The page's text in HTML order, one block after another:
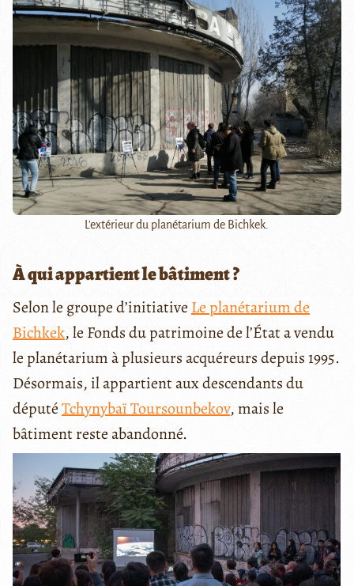
L'extérieur du planétarium de Bichkek.
À qui appartient le bâtiment ?
Selon le groupe d’initiative Le planétarium de
Bichkek, le Fonds du patrimoine de l’État a vendu
le planétarium à plusieurs acquéreurs depuis1995.
Désormais, il appartient aux descendants du
députéTchynybaï Toursounbekov, mais le
bâtiment reste abandonné.